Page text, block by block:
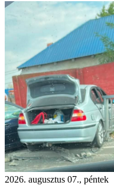
2026. augusztus 07., péntek